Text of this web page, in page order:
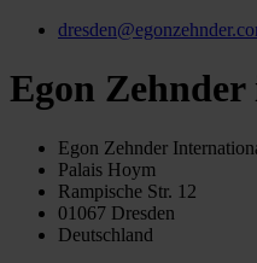
Egon Zehnder
Egon Zehnder
Palais Hoym
Rampische Str. 12
01067 Dresden
Deutschland